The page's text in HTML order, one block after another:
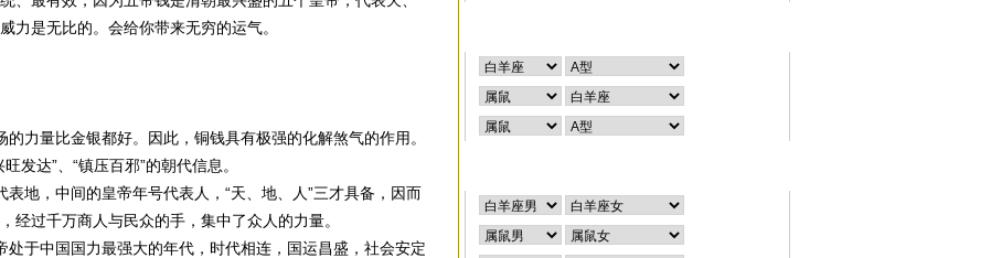
力是无比的。会给你带来无穷的运气。
力量比金银都好。因此，铜钱具有极强的化解煞气的作用。
发达”、“镇压百邪”的朝代信息。
地，中间的皇帝年号代表人，“天、地、人”三才具备，因而
经过千万商人与民众的手，集中了众人的力量。
于中国国力最强大的年代，时代相连，国运昌盛，社会安定